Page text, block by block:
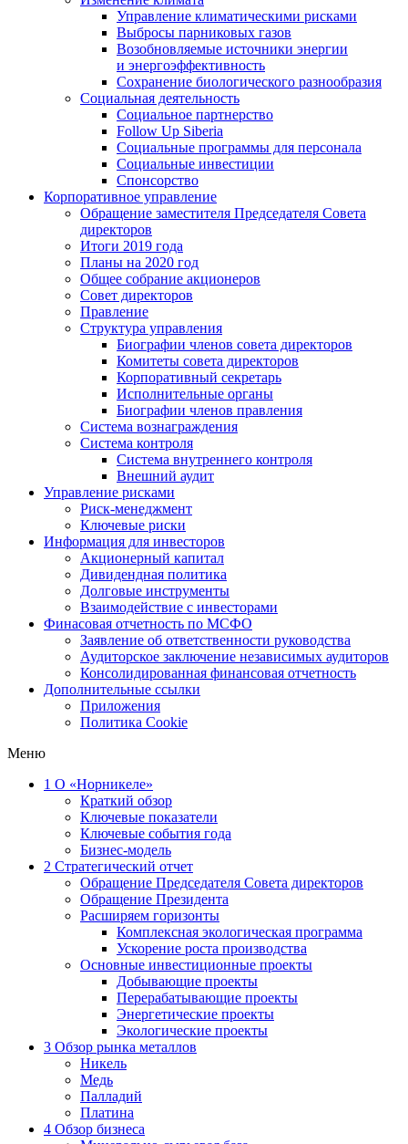
Управление климатическими рисками
Выбросы парниковых газов
Возобновляемые источники энергии
и энергоэффективность
Сохранение биологического разнообразия
Социальная деятельность
Социальное партнерство
Follow Up Siberia
Социальные программы для персонала
Социальные инвестиции
Спонсорство
Корпоративное управление
Обращение заместителя Председателя Совета
директоров
Итоги 2019 года
Планы на 2020 год
Общее собрание акционеров
Совет директоров
Правление
Структура управления
Биографии членов совета директоров
Комитеты совета директоров
Корпоративный секретарь
Исполнительные органы
Биографии членов правления
Система вознаграждения
Система контроля
Система внутреннего контроля
Внешний аудит
Управление рисками
Риск-менеджмент
Ключевые риски
Информация для инвесторов
Акционерный капитал
Дивидендная политика
Долговые инструменты
Взаимодействие с инвеcторами
Финасовая отчетность по МСФО
Заявление об ответственности руководства
Аудиторское заключение независимых аудиторов
Консолидированная финансовая отчетность
Дополнительные ссылки
Приложения
Политика Cookie
Меню
1 О «Норникеле»
Краткий обзор
Ключевые показатели
Ключевые события года
Бизнес-модель
2 Стратегический отчет
Обращение Председателя Совета директоров
Обращение Президента
Расширяем горизонты
Комплексная экологическая программа
Ускорение роста производства
Основные инвестиционные проекты
Добывающие проекты
Перерабатывающие проекты
Энергетические проекты
Экологические проекты
3 Обзор рынка металлов
Никель
Медь
Палладий
Платина
4 Обзор бизнеса